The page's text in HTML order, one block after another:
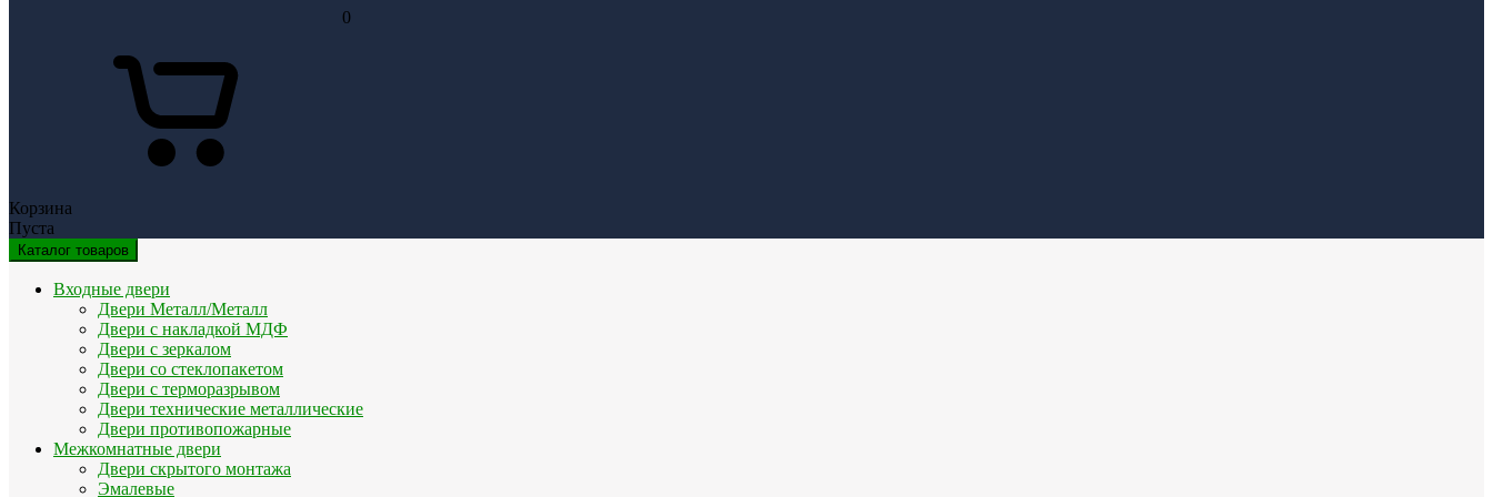
0
Корзина
Пуста
Каталог товаров
Входные двери
Двери Металл/Металл
Двери с накладкой МДФ
Двери с зеркалом
Двери со стеклопакетом
Двери с терморазрывом
Двери технические металлические
Двери противопожарные
Межкомнатные двери
Двери скрытого монтажа
Эмалевые